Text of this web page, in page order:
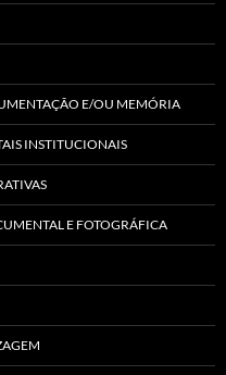
E/OU MEMÓRIA
INSTITUCIONAIS
E FOTOGRÁFICA